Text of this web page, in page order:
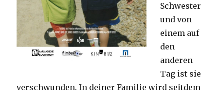
Schwester
und von
einem auf
den
anderen
Tag ist sie
verschwunden. In deiner Familie wird seitdem